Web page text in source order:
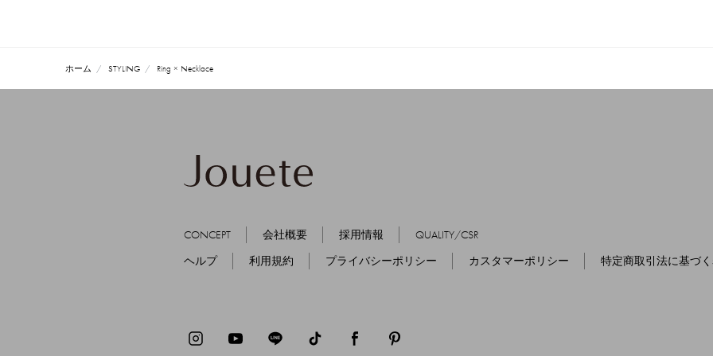
ホーム STYLING Ring × Necklace
CONCEPT 会社概要 採用情報
QUALITY/CSR
ヘルプ
利用規約 プライバシーポリシー カスタマーポリシー 特定商取引法に基づ